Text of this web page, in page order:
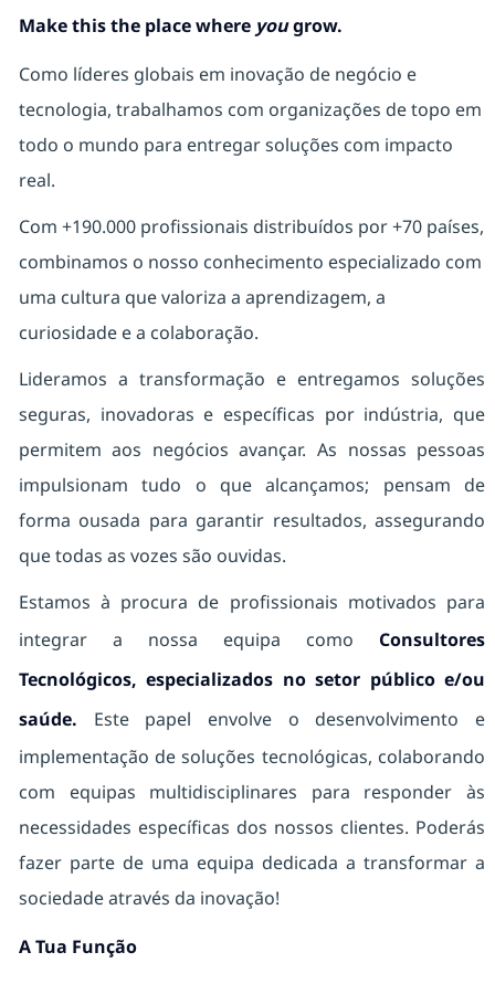
Make this the place where yougrow.
Como líderes globais em inovação de negócio e
tecnologia, trabalhamos com organizações de topo em
todo o mundo para entregar soluções com impacto
real.
Com +190.000 profissionais distribuídos por +70 países,
combinamos o nosso conhecimento especializado com
uma cultura que valoriza a aprendizagem, a
curiosidade e a colaboração.
Lideramos a transformação e entregamos soluções
seguras, inovadoras e específicas por indústria, que
permitem aos negócios avançar. As nossas pessoas
impulsionam tudo o que alcançamos; pensam de
forma ousada para garantir resultados, assegurando
que todas as vozes são ouvidas.
Estamos à procura de profissionais motivados para
integrar a nossa equipa como Consultores
Tecnológicos, especializados no setor público e/ou
saúde. Este papel envolve o desenvolvimento e
implementação de soluções tecnológicas, colaborando
com equipas multidisciplinares para responder às
necessidades específicas dos nossos clientes. Poderás
fazer parte de uma equipa dedicada a transformar a
sociedade através da inovação!
A Tua Função